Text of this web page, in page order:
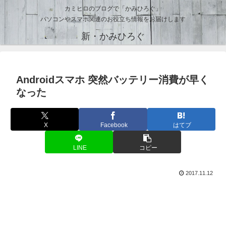
カミヒロのブログで「かみひろぐ」
パソコンやスマホ関連のお役立ち情報をお届けします
新・かみひろぐ
Androidスマホ 突然バッテリー消費が早く
なった
X Facebook はてブ
LINE コピー
2017.11.12